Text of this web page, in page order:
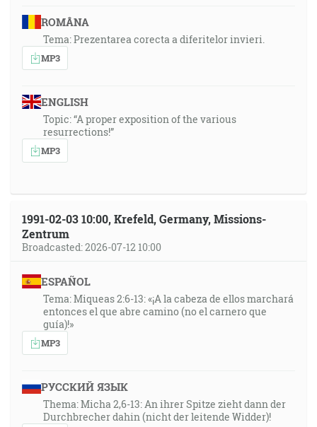
ROMÂNA
Tema: Prezentarea corecta a diferitelor invieri.
MP3
ENGLISH
Topic: “A proper exposition of the various
resurrections!”
MP3
1991-02-03 10:00, Krefeld, Germany, Missions-
Zentrum
Broadcasted: 2026-07-12 10:00
ESPAÑOL
Tema: Miqueas 2:6-13: «¡A la cabeza de ellos marchará
entonces el que abre camino (no el carnero que
guía)!»
MP3
РУССКИЙ ЯЗЫК
Thema: Micha 2,6-13: An ihrer Spitze zieht dann der
Durchbrecher dahin (nicht der leitende Widder)!